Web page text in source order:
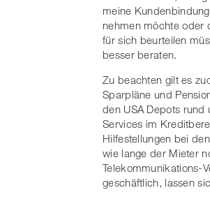
meine
nehmen möchte oder
für sich beurteilen
besser beraten.
Zu beachten gilt es
Sparpläne und
den USA Depots rund
Services im
Hilfestellungen bei
wie lange der Mieter
Telekommunikations-
geschäftlich, lassen